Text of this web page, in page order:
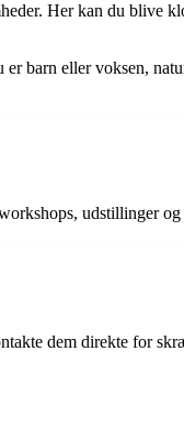
Her kan du blive
barn eller voksen,
udstillinger
dem direkte for